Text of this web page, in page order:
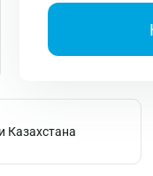
Казахстана